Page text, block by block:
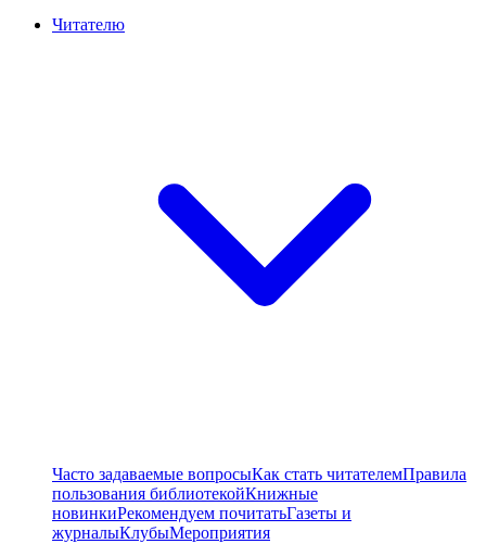
Читателю
Часто задаваемые вопросыКак стать читателемПравила
пользования библиотекойКнижные
новинкиРекомендуем почитатьГазеты и
журналыКлубыМероприятия